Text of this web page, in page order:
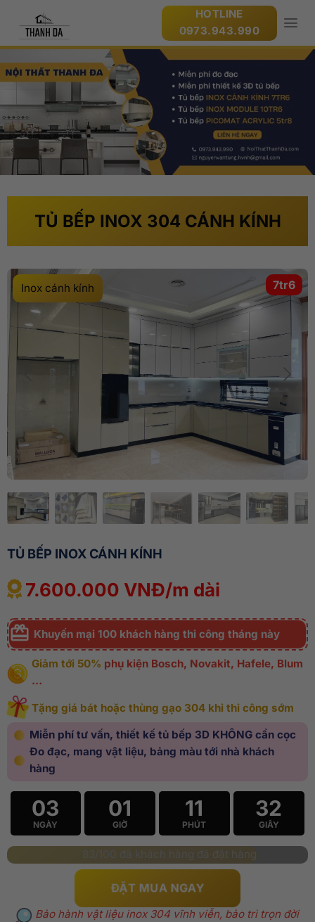
HOTLINE
0973.943.990
TỦ BẾP INOX 304 CÁNH KÍNH
Inox cánh kính 7tr6
TỦ BẾP INOX CÁNH KÍNH
7.600.000 VNĐ/m dài
Khuyến mại 100 khách hàng thi công tháng này
Giảm tới 50% phụ kiện Bosch, Novakit, Hafele, Blum
…
Tặng giá bát hoặc thùng gạo 304 khi thi công sớm
Miễn phí tư vấn, thiết kế tủ bếp 3D KHÔNG cần cọc
Đo đạc, mang vật liệu, bảng màu tới nhà khách
hàng
03
NGÀY
01
GIỜ
11
PHÚT
30
GIÂY
83/100 đã khách hàng đã đặt hàng
ĐẶT MUA NGAY
Bảo hành vật liệu inox 304 vĩnh viễn, bảo trì trọn đời